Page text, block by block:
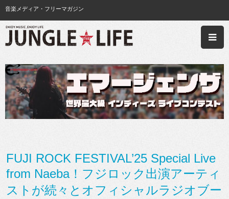
音楽メディア・フリーマガジン
FUJI ROCK FESTIVAL’25 Special Live
from Naeba！フジロック出演アーティ
ストが続々とオフィシャルラジオブー